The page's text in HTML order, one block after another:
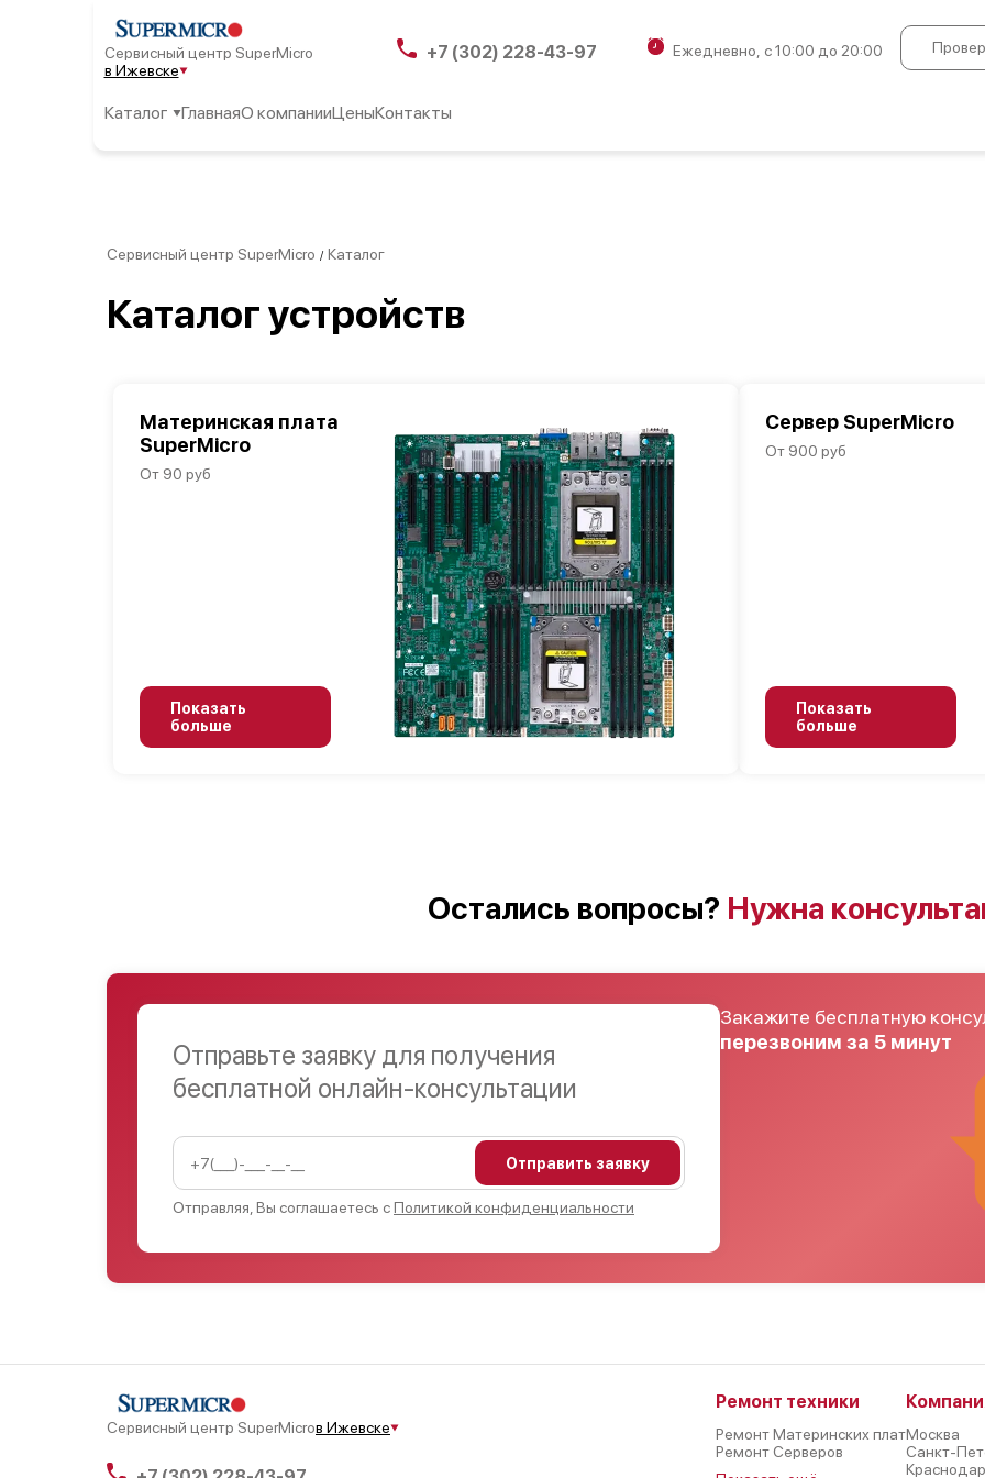
Сервисный центр SuperMicro
в Ижевске
+7 (302) 228-43-97 Ежедневно, с 10:00 до 20:00
Каталог ГлавнаяО компанииЦеныКонтакты
Сервисный центр SuperMicro / Каталог
Каталог устройств
Материнская плата
SuperMicro
От 90 руб
Показать
больше
Сервер SuperMicro
От 900 руб
Показать
больше
Остались вопросы? Нужна
Отправьте заявку для получения
бесплатной онлайн-консультации
Отправить заявку
Отправляя, Вы соглашаетесь сПолитикой конфиденциальности
Закажите бесплатную
перезвоним за 5 минут
Сервисный центр SuperMicroв Ижевске
Ремонт техники
Ремонт Материнских плат
Ремонт Серверов
Москва
Санкт-
Краснодар